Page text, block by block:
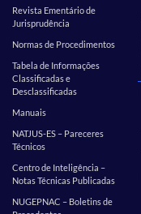
Revista Ementário de
Jurisprudência
Normas de Procedimentos
Tabela de Informações
Classificadas e
Desclassificadas
Manuais
NATJUS-ES – Pareceres
Técnicos
Centro de Inteligência –
Notas Técnicas Publicadas
NUGEPNAC – Boletins de